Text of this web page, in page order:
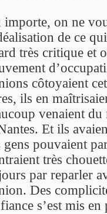
importe, on ne
de ce
très critique et
côtoyaient
ils en
venaient
Et ils
gens pouvaient
très
par reparler
Des
s’est mis en